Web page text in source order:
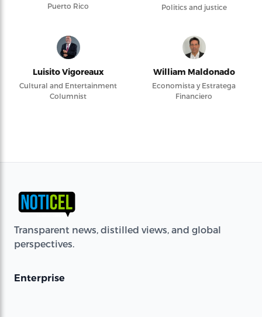
Puerto Rico
Politics and justice
Luisito Vigoreaux
Cultural and Entertainment
Columnist
William Maldonado
Economista y Estratega
Financiero
Transparent news, distilled views, and global
perspectives.
Enterprise